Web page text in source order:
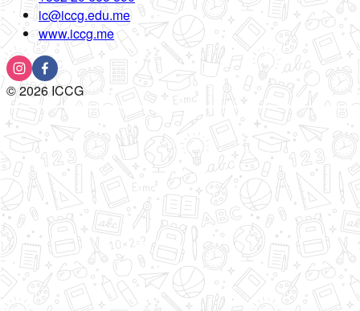
ic@iccg.edu.me
www.iccg.me
©2026ICCG